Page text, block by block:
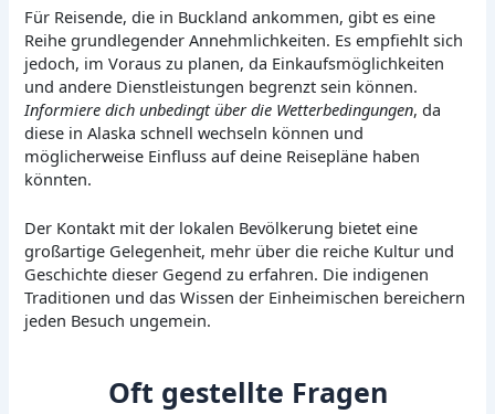
Für Reisende, die in Buckland ankommen, gibt es eine
Reihe grundlegender Annehmlichkeiten. Es empfiehlt sich
jedoch, im Voraus zu planen, da Einkaufsmöglichkeiten
und andere Dienstleistungen begrenzt sein können.
Informiere dich unbedingt über die Wetterbedingungen, da
diese in Alaska schnell wechseln können und
möglicherweise Einfluss auf deine Reisepläne haben
könnten.
Der Kontakt mit der lokalen Bevölkerung bietet eine
großartige Gelegenheit, mehr über die reiche Kultur und
Geschichte dieser Gegend zu erfahren. Die indigenen
Traditionen und das Wissen der Einheimischen bereichern
jeden Besuch ungemein.
Oft gestellte Fragen